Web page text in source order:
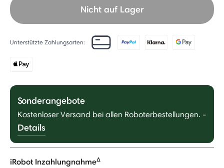
Nicht auf Lager
Unterstützte Zahlungsarten:
Sonderangebote
Kostenloser Versand bei allen Roboterbestellungen. -
Details
iRobot InzahlungnahmeΔ